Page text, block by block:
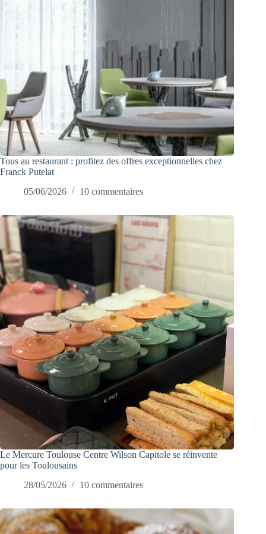
Tous au restaurant : profitez des offres exceptionnelles chez
Franck Putelat
05/06/2026
10 commentaires
Le Mercure Toulouse Centre Wilson Capitole se réinvente
pour les Toulousains
28/05/2026
10 commentaires